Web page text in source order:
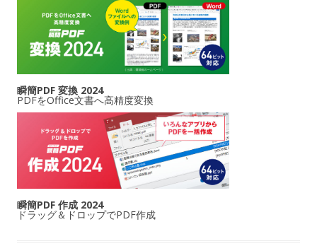
瞬簡PDF 変換 2024
PDFをOffice文書へ高精度変換
瞬簡PDF 作成 2024
ドラッグ＆ドロップでPDF作成